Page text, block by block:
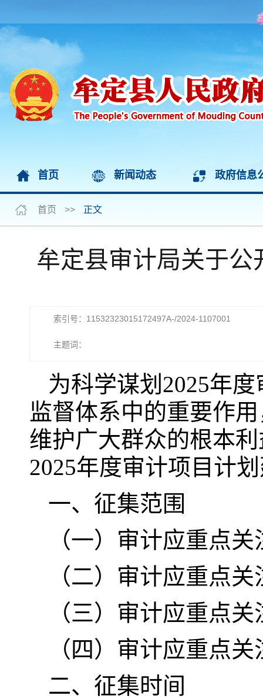
首页 新闻动态 政府信息
首页 >> 正文
牟定县审计局关于
索引号：11532323015172497A-/2024-1107001
主题词：
为科学谋划2025年
监督体系中的重要作
维护广大群众的根本
2025年度审计项目计
一、征集范围
（一）审计应重点
（二）审计应重点
（三）审计应重点
（四）审计应重点
二、征集时间